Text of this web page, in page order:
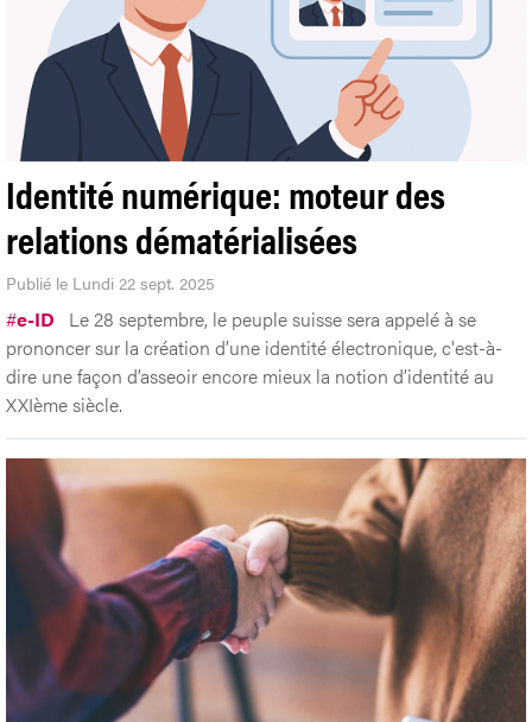
Identité numérique: moteur des
relations dématérialisées
Publié le Lundi 22 sept. 2025
#e-ID
Le 28 septembre, le peuple suisse sera appelé à se
prononcer sur la création d’une identité électronique, c'est-à-
dire une façon d’asseoir encore mieux la notion d’identité au
XXIème siècle.